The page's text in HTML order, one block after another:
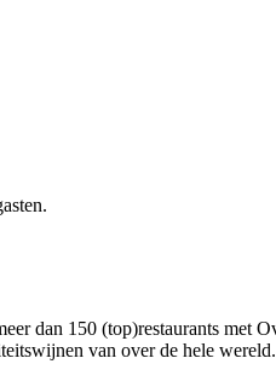
dan 150 (top)restaurants
van over de hele